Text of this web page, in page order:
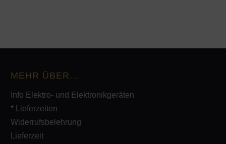
MEHR ÜBER...
Info Elektro- und Elektronikgeräten
* Lieferzeiten
Widerrufsbelehrung
Lieferzeit